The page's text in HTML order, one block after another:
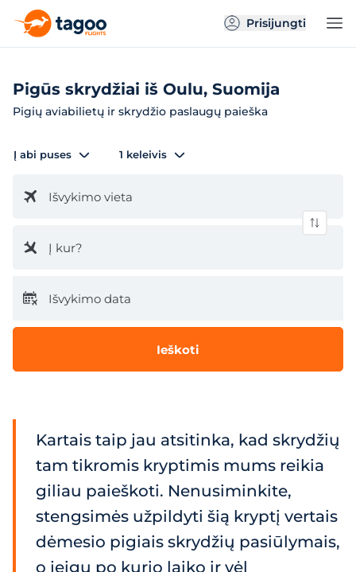
Prisijungti
Pigūs skrydžiai iš Oulu, Suomija
Pigių aviabilietų ir skrydžio paslaugų paieška
Į abi puses 1 keleivis
Išvykimo vieta
Į kur?
Išvykimo data
Ieškoti
Kartais taip jau atsitinka, kad skrydžių
tam tikromis kryptimis mums reikia
giliau paieškoti. Nenusiminkite,
stengsimės užpildyti šią kryptį vertais
dėmesio pigiais skrydžių pasiūlymais,
o jeigu po kurio laiko ir vėl